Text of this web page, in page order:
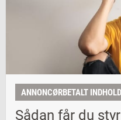
ANNONCØRBETALT INDHOLD
Sådan får du